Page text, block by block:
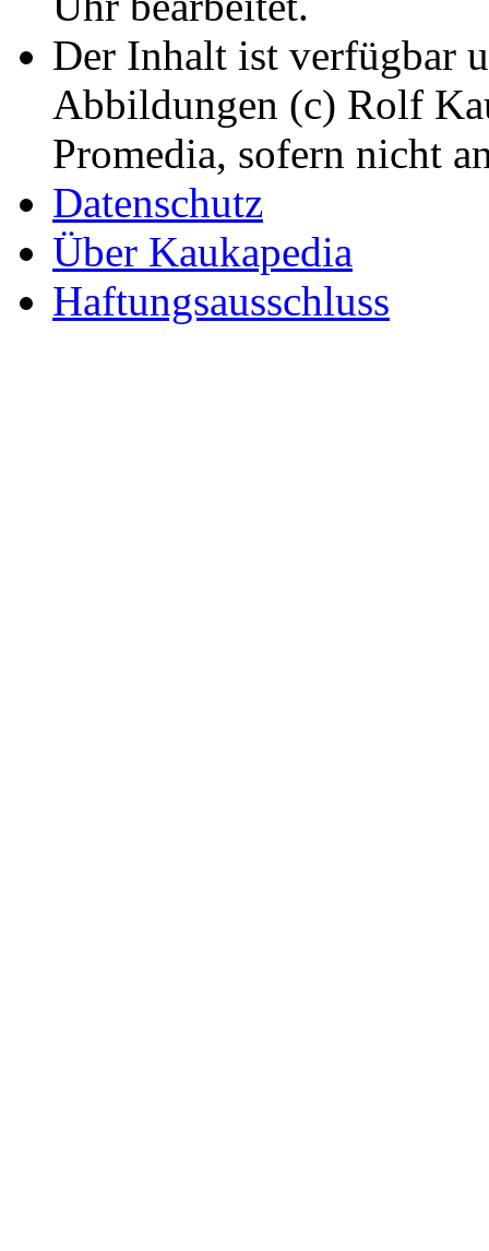
Der Inhalt ist verfügbar
Abbildungen (c) Rolf
Promedia, sofern nicht
Datenschutz
Über Kaukapedia
Haftungsausschluss